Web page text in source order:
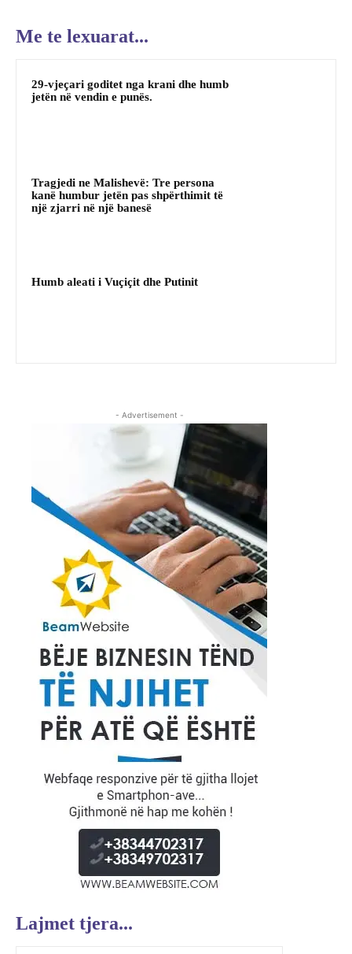
Me te lexuarat...
29-vjeçari goditet nga krani dhe humb
jetën në vendin e punës.
Tragjedi ne Malishevë: Tre persona
kanë humbur jetën pas shpërthimit të
një zjarri në një banesë
Humb aleati i Vuçiçit dhe Putinit
- Advertisement -
Lajmet tjera...